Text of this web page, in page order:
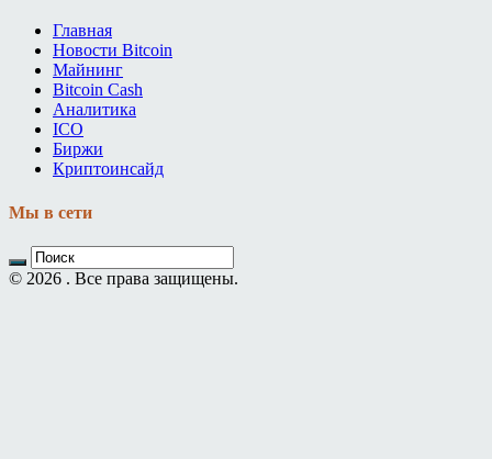
Главная
Новости Bitcoin
Майнинг
Bitcoin Cash
Аналитика
ICO
Биржи
Криптоинсайд
Мы в сети
© 2026 . Все права защищены.